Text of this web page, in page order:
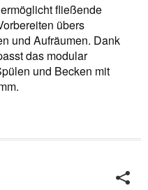
fließende
übers
und Aufräumen. Dank
das modular
und Becken mit